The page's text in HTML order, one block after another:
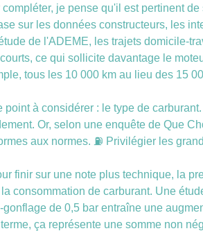
compléter, je pense qu'il est pertinent
sur les données constructeurs, les
de l'ADEME, les trajets domicile-
ce qui sollicite davantage le
tous les 10 000 km au lieu des 15
point à considérer : le type de
Or, selon une enquête de Que
aux normes. ⛽ Privilégier les
finir sur une note plus technique, la
consommation de carburant. Une
gonflage de 0,5 bar entraîne une
terme, ça représente une somme non